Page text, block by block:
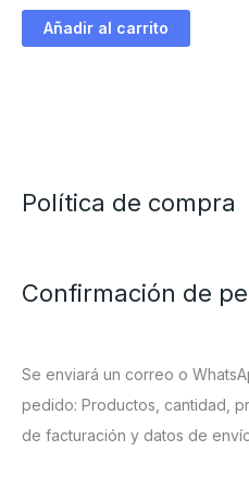
original
era:
Añadir al carrito
Política de compra
Confirmación de
Se enviará un correo o
pedido: Productos, cantidad,
de facturación y datos de